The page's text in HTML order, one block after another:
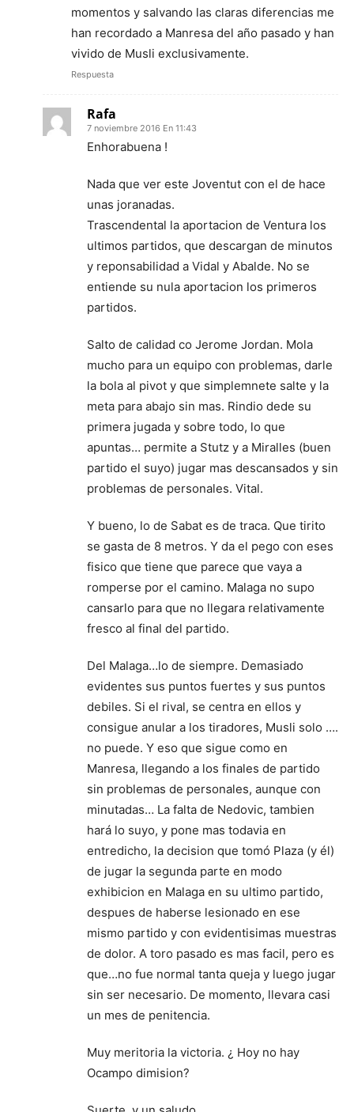
momentos y salvando las claras diferencias me
han recordado a Manresa del año pasado y han
vivido de Musli exclusivamente.
Respuesta
Rafa
7 noviembre 2016 En 11:43
Enhorabuena !
Nada que ver este Joventut con el de hace
unas joranadas.
Trascendental la aportacion de Ventura los
ultimos partidos, que descargan de minutos
y reponsabilidad a Vidal y Abalde. No se
entiende su nula aportacion los primeros
partidos.
Salto de calidad co Jerome Jordan. Mola
mucho para un equipo con problemas, darle
la bola al pivot y que simplemnete salte y la
meta para abajo sin mas. Rindio dede su
primera jugada y sobre todo, lo que
apuntas… permite a Stutz y a Miralles (buen
partido el suyo) jugar mas descansados y sin
problemas de personales. Vital.
Y bueno, lo de Sabat es de traca. Que tirito
se gasta de 8 metros. Y da el pego con eses
fisico que tiene que parece que vaya a
romperse por el camino. Malaga no supo
cansarlo para que no llegara relativamente
fresco al final del partido.
Del Malaga…lo de siempre. Demasiado
evidentes sus puntos fuertes y sus puntos
debiles. Si el rival, se centra en ellos y
consigue anular a los tiradores, Musli solo ….
no puede. Y eso que sigue como en
Manresa, llegando a los finales de partido
sin problemas de personales, aunque con
minutadas… La falta de Nedovic, tambien
hará lo suyo, y pone mas todavia en
entredicho, la decision que tomó Plaza (y él)
de jugar la segunda parte en modo
exhibicion en Malaga en su ultimo partido,
despues de haberse lesionado en ese
mismo partido y con evidentisimas muestras
de dolor. A toro pasado es mas facil, pero es
que…no fue normal tanta queja y luego jugar
sin ser necesario. De momento, llevara casi
un mes de penitencia.
Muy meritoria la victoria. ¿ Hoy no hay
Ocampo dimision?